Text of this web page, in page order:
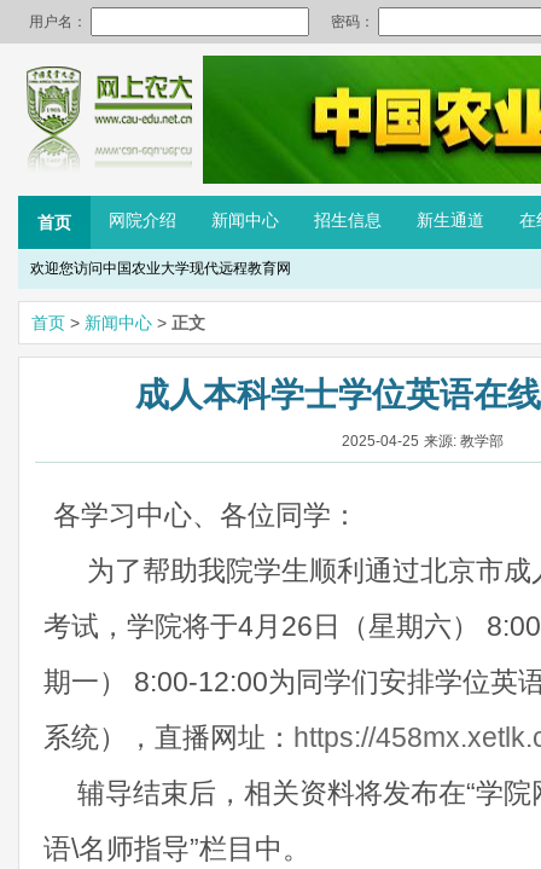
首页
欢迎您访问中国农业大学现代远程教育网
网院介绍 新闻中心 招生信息 新生通道 在
首页 > 新闻中心 > 正文
成人本科学士学位英语在
2025-04-25 来源: 教学部
各学习中心、各位同学：
为了帮助我院学生顺利通过北京市
考试，学院将于4月26日（星期六）
期一） 8:00-12:00为同学们安排学位英
系统）
， 直播网址： https://
辅导结束后，相关资料将发布在“学
语\名师指导”栏目中。